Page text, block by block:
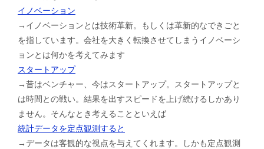
イノベーション
→イノベーションとは技術革新。もしくは革新的なできごと
を指しています。会社を大きく転換させてしまうイノベーシ
ョンとは何かを考えてみます
スタートアップ
→昔はベンチャー、今はスタートアップ。スタートアップと
は時間との戦い。結果を出すスピードを上げ続けるしかあり
ません。そんなとき考えることといえば
統計データを定点観測すると
→データは客観的な視点を与えてくれます。しかも定点観測